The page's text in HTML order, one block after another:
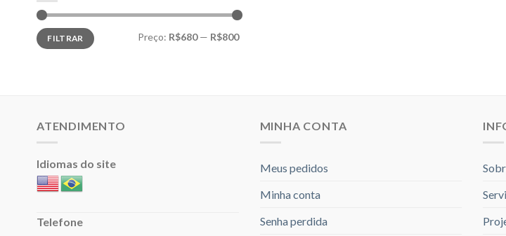
Preço
mínimo
Preço
máximo
FILTRAR Preço: R$680— R$800
ATENDIMENTO
Idiomas do site
Telefone
MINHA CONTA
Meus pedidos
Minha conta
Senha perdida